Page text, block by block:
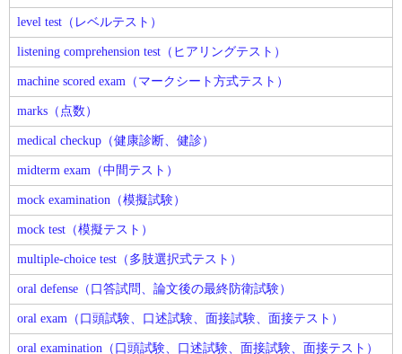
level test（レベルテスト）
listening comprehension test（ヒアリングテスト）
machine scored exam（マークシート方式テスト）
marks（点数）
medical checkup（健康診断、健診）
midterm exam（中間テスト）
mock examination（模擬試験）
mock test（模擬テスト）
multiple-choice test（多肢選択式テスト）
oral defense（口答試問、論文後の最終防衛試験）
oral exam（口頭試験、口述試験、面接試験、面接テスト）
oral examination（口頭試験、口述試験、面接試験、面接テスト）